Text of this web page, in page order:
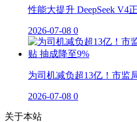
性能大提升 DeepSeek V4
2026-07-08 0
为司机减负超13亿！市监
2026-07-08 0
关于本站